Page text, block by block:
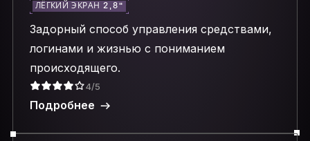
ЛЁГКИЙ ЭКРАН 2,8″
Задорный способ управления средствами,
логинами и жизнью с пониманием
происходящего.
4/5
Подробнее